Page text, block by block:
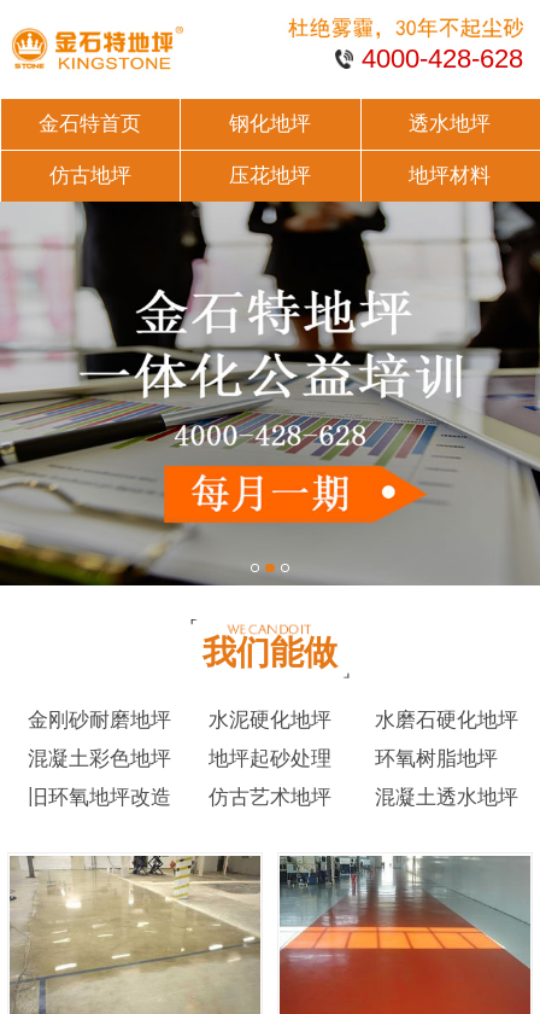
4000-428-628
金石特首页 钢化地坪 透水地坪
仿古地坪 压花地坪 地坪材料
我们能做
金刚砂耐磨地坪 水泥硬化地坪
水磨石硬化地坪
混凝土彩色地坪
地坪起砂处理
环氧树脂地坪
旧环氧地坪改造
仿古艺术地坪 混凝土透水地坪